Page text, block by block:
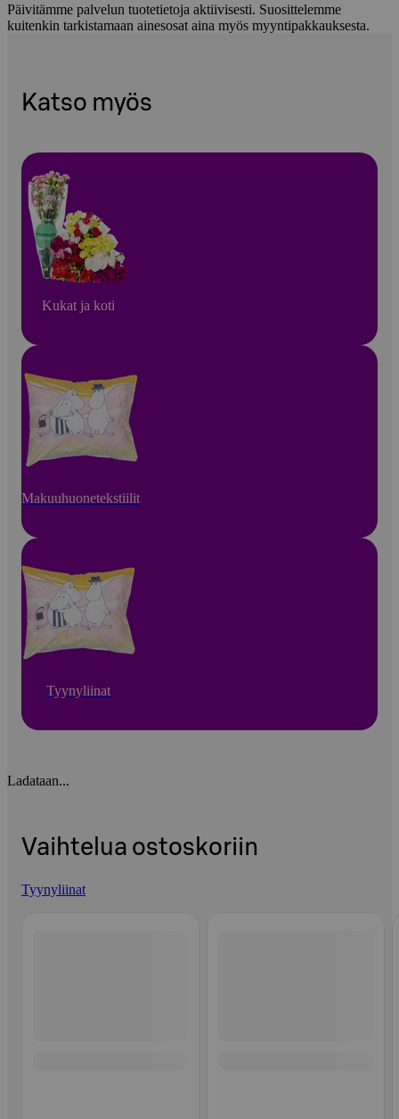
Päivitämme palvelun tuotetietoja aktiivisesti. Suosittelemme
kuitenkin tarkistamaan ainesosat aina myös myyntipakkauksesta.
Katso myös
Kukat ja koti
Makuuhuonetekstiilit
Tyynyliinat
Ladataan...
Vaihtelua ostoskoriin
Tyynyliinat